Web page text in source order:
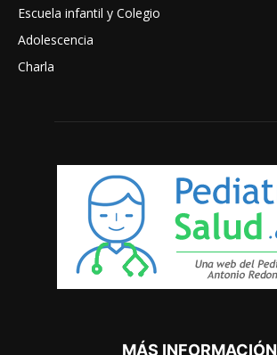
Escuela infantil y Colegio
Adolescencia
Charla
MÁS INFORMACIÓN